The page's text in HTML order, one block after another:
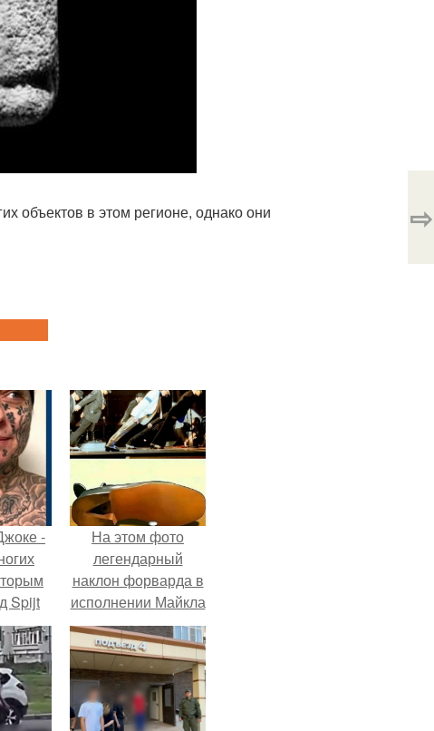
объектов в этом регионе, однако они
⇨
-
Spijt
в
На этом фото
легендарный
наклон форварда в
исполнении Майкла
Джексона и его
танцоров,
бросающий вызов
возможностям
человеческого тела.